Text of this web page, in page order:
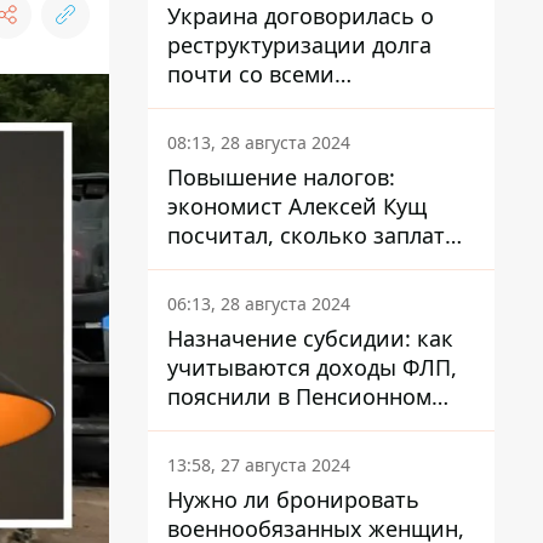
Украина договорилась о
реструктуризации долга
почти со всеми
держателями
еврооблигаций: что это
значит для страны
08:13, 28 августа 2024
Повышение налогов:
экономист Алексей Кущ
посчитал, сколько заплатит
каждый украинец
06:13, 28 августа 2024
Назначение субсидии: как
учитываются доходы ФЛП,
пояснили в Пенсионном
фонде
13:58, 27 августа 2024
Нужно ли бронировать
военнообязанных женщин,